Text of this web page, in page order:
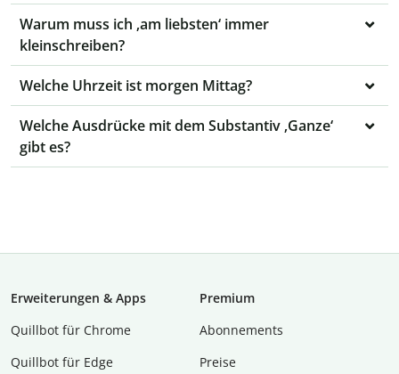
Warum muss ich ‚am liebsten‘ immer
kleinschreiben?
Welche Uhrzeit ist morgen Mittag?
Welche Ausdrücke mit dem Substantiv ‚Ganze‘
gibt es?
Erweiterungen & Apps
Quillbot für Chrome
Quillbot für Edge
Premium
Abon­ne­ments
Preise